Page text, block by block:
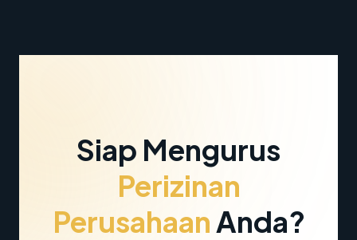
Siap Mengurus
Perizinan
PerusahaanAnda?